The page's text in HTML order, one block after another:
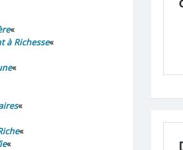
«
à Richesse«
«
«
«
«